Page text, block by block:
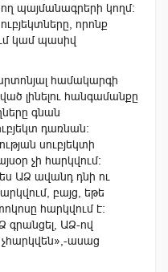
պայմանագրերի կողմ:
որոնք
կամ պասիվ
համակարգի
լինելու հանգամանքը
գնան
դառնան:
սուբյեկտի
չի հարկվում:
ԱՁ ավանդ դնի ու
բայց, եթե
հարկվում է:
գրանցել, ԱՁ-ով
չհարկվեն»,-ասաց